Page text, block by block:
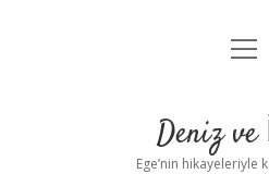
Anasayfa
Yasal
Deniz ve
Ege’nin hikayeleriyle